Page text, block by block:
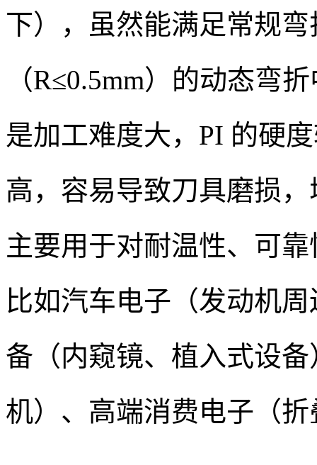
下），虽然能满足常规
（R≤0.5mm）的动态弯
是加工难度大，PI 的硬
高，容易导致刀具磨损
主要用于对耐温性、可
比如汽车电子（发动机
备（内窥镜、植入式设
机）、高端消费电子（